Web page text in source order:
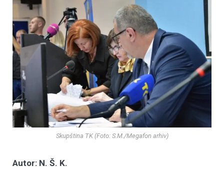
Skupština TK (Foto: S.M./Megafon arhiv)
Autor: N. Š. K.